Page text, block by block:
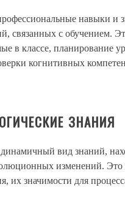
навыки и
связанных с обучением.
в классе, планирование
когнитивных
ЗНАНИЯ
вид знаний,
изменений. Это
их значимости для